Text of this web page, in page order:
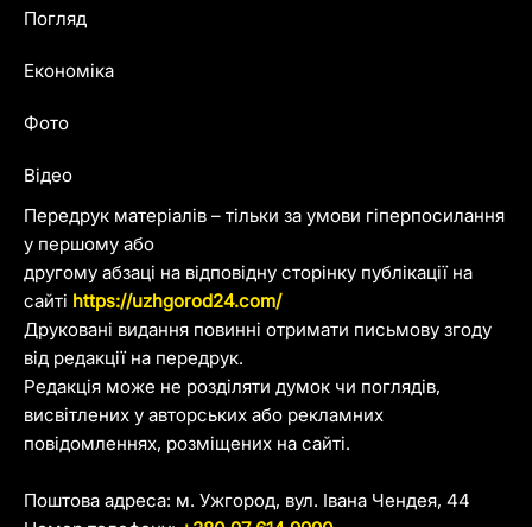
Передрук матеріалів – тільки за умови гіперпосилання
у першому або
другому абзаці на відповідну сторінку публікації на
сайті https://uzhgorod24.com/
Друковані видання повинні отримати письмову згоду
від редакції на передрук.
Редакція може не розділяти думок чи поглядів,
висвітлених у авторських або рекламних
повідомленнях, розміщених на сайті.
Поштова адреса: м. Ужгород, вул. Івана Чендея, 44
Погляд
Економіка
Фото
Відео